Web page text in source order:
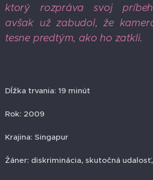
ktorý rozpráva svoj
avšak už zabudol, že
tesne predtým, ako ho zatkli.
Dĺžka trvania: 19 minút
Rok: 2009
Krajina: Singapur
Žáner: diskriminácia, skutočná